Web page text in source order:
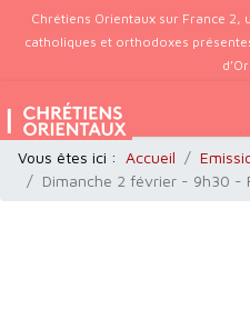
Chrétiens Orientaux sur France 2,
catholiques et orthodoxes
Vous êtes ici : Accueil
Dimanche 2 février - 9h30 -